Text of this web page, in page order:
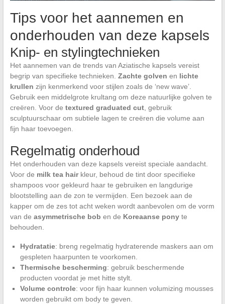
Tips voor het aannemen en
onderhouden van deze kapsels
Knip- en stylingtechnieken
Het aannemen van de trends van Aziatische kapsels vereist
begrip van specifieke technieken. Zachte golven en lichte
krullen zijn kenmerkend voor stijlen zoals de ‘new wave’.
Gebruik een middelgrote krultang om deze natuurlijke golven te
creëren. Voor de textured graduated cut, gebruik
sculptuurschaar om subtiele lagen te creëren die volume aan
fijn haar toevoegen.
Regelmatig onderhoud
Het onderhouden van deze kapsels vereist speciale aandacht.
Voor de milk tea hairkleur, behoud de tint door specifieke
shampoos voor gekleurd haar te gebruiken en langdurige
blootstelling aan de zon te vermijden. Een bezoek aan de
kapper om de zes tot acht weken wordt aanbevolen om de vorm
van de asymmetrische bob en de Koreaanse ponyte
behouden.
Hydratatie: breng regelmatig hydraterende maskers aan om
gespleten haarpunten te voorkomen.
Thermische bescherming: gebruik beschermende
producten voordat je met hitte stylt.
Volume controle: voor fijn haar kunnen volumizing mousses
worden gebruikt om body te geven.